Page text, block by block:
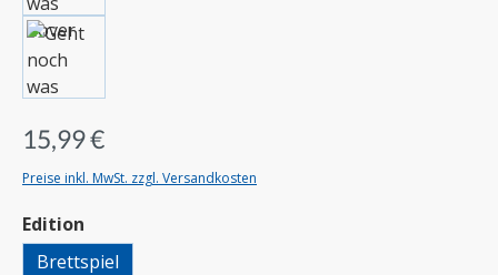
15,99 €
Preise inkl. MwSt. zzgl. Versandkosten
Edition
Brettspiel